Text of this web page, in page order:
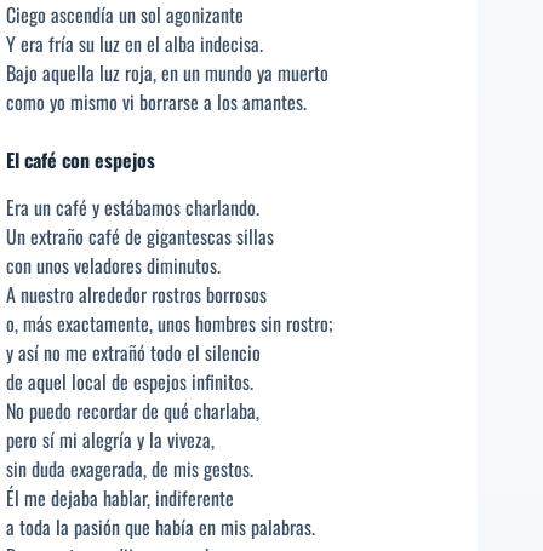
Ciego ascendía un sol agonizante
Y era fría su luz en el alba indecisa.
Bajo aquella luz roja, en un mundo ya muerto
como yo mismo vi borrarse a los amantes.
El café con espejos
Era un café y estábamos charlando.
Un extraño café de gigantescas sillas
con unos veladores diminutos.
A nuestro alrededor rostros borrosos
o, más exactamente, unos hombres sin rostro;
y así no me extrañó todo el silencio
de aquel local de espejos infinitos.
No puedo recordar de qué charlaba,
pero sí mi alegría y la viveza,
sin duda exagerada, de mis gestos.
Él me dejaba hablar, indiferente
a toda la pasión que había en mis palabras.